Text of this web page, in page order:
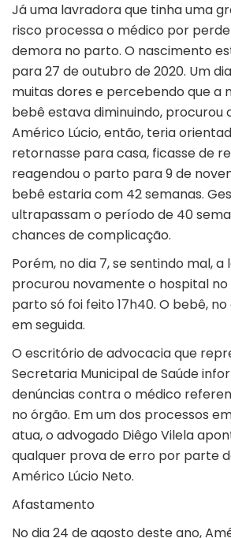
Já uma lavradora que tinha uma
risco processa o médico por
demora no parto. O nascimento
para 27 de outubro de 2020. Um
muitas dores e percebendo que a
bebê estava diminuindo, procurou
Américo Lúcio, então, teria
retornasse para casa, ficasse de
reagendou o parto para 9 de
bebê estaria com 42 semanas.
ultrapassam o período de 40
chances de complicação.
Porém, no dia 7, se sentindo mal,
procurou novamente o hospital no
parto só foi feito 17h40. O bebê,
em seguida.
O escritório de advocacia que
Secretaria Municipal de Saúde
denúncias contra o médico
no órgão. Em um dos processos
atua, o advogado Diêgo Vilela
qualquer prova de erro por parte
Américo Lúcio Neto.
Afastamento
No dia 24 de agosto deste ano,